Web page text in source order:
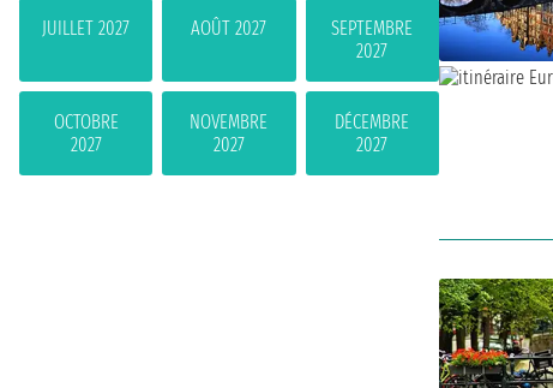
JUILLET 2027 AOÛT 2027
SEPTEMBRE
2027
OCTOBRE
2027
NOVEMBRE
2027
DÉCEMBRE
2027